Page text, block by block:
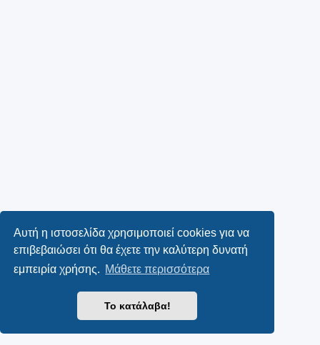
Αυτή η ιστοσελίδα χρησιμοποιεί cookies για να
επιβεβαιώσει ότι θα έχετε την καλύτερη δυνατή
εμπειρία χρήσης. Μάθετε περισσότερα
Το κατάλαβα!